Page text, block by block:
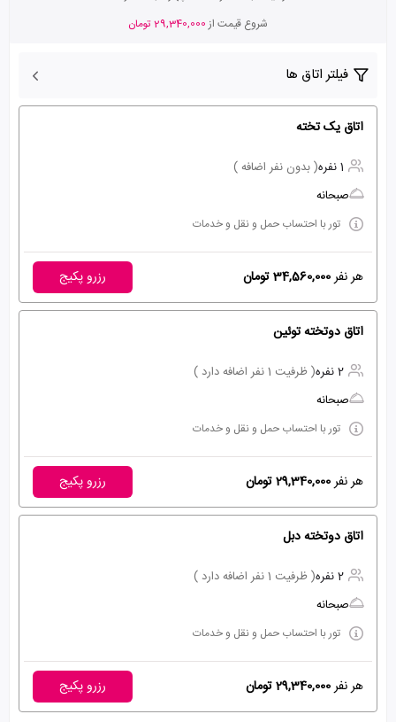
شروع قیمت از29,340,000 تومان
فیلتر اتاق ها
اتاق یک تخته
1 نفره
( بدون نفر اضافه )
صبحانه
تور با احتساب حمل و نقل و خدمات
هر نفر34,560,000 تومان رزرو پکیج
اتاق دوتخته توئین
2 نفره
( ظرفیت 1 نفر اضافه دارد )
صبحانه
تور با احتساب حمل و نقل و خدمات
هر نفر29,340,000 تومان رزرو پکیج
اتاق دوتخته دبل
2 نفره
( ظرفیت 1 نفر اضافه دارد )
صبحانه
تور با احتساب حمل و نقل و خدمات
هر نفر29,340,000 تومان رزرو پکیج